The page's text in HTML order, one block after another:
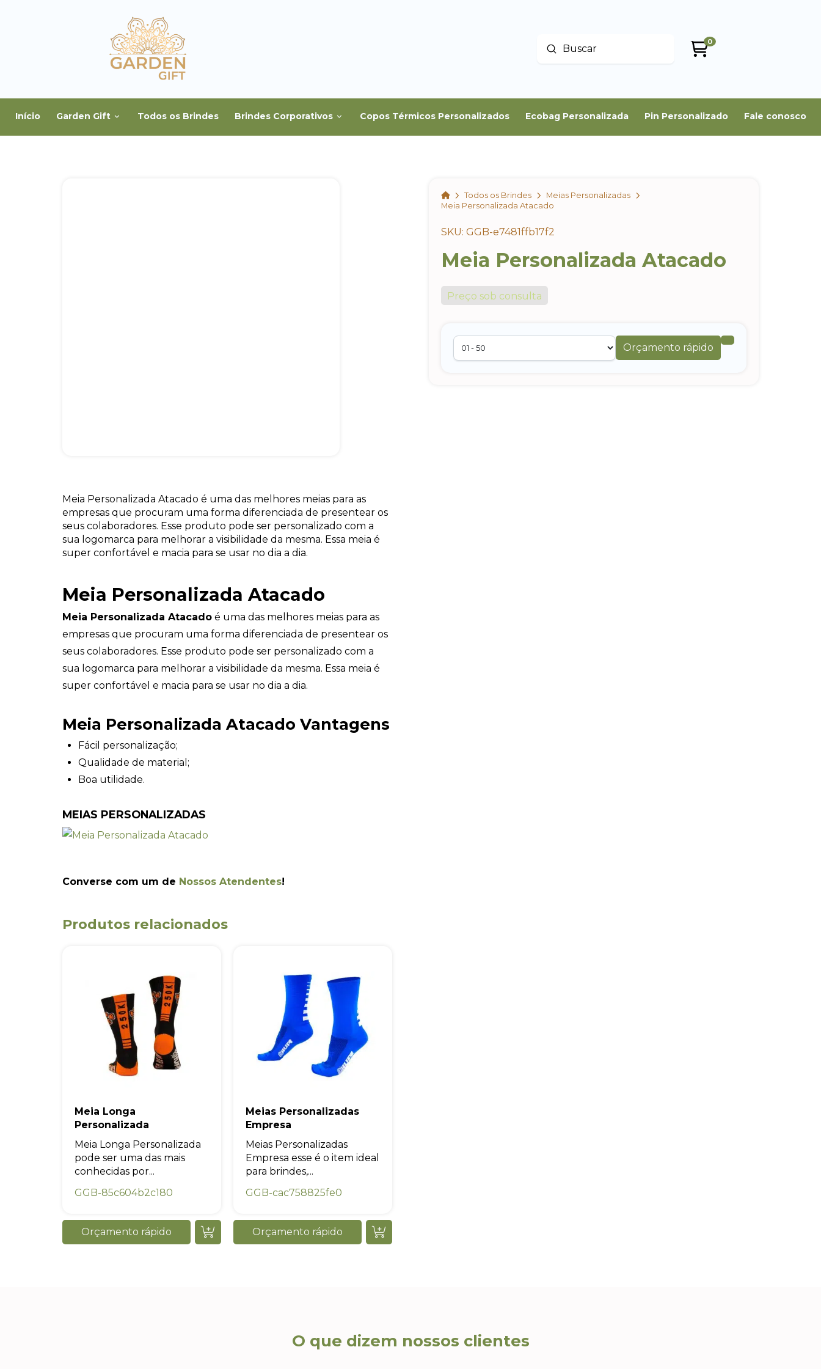
Buscar
Enviar
0
Início Garden Gift Todos os Brindes Brindes Corporativos Copos Térmicos Personalizados Ecobag Personalizada Pin Personalizado Fale conosco
HomeTodos os Brindes
Meias Personalizadas
Meia Personalizada Atacado
SKU: GGB-e7481ffb17f2
Meia Personalizada Atacado
Preço sob consulta
Orçamento rápido
Meia Personalizada Atacado é uma das melhores meias para as
empresas que procuram uma forma diferenciada de presentear os
seus colaboradores. Esse produto pode ser personalizado com a
sua logomarca para melhorar a visibilidade da mesma. Essa meia é
super confortável e macia para se usar no dia a dia.
Meia Personalizada Atacado
Meia Personalizada Atacado é uma das melhores meias para as
empresas que procuram uma forma diferenciada de presentear os
seus colaboradores. Esse produto pode ser personalizado com a
sua logomarca para melhorar a visibilidade da mesma. Essa meia é
super confortável e macia para se usar no dia a dia.
Meia Personalizada Atacado Vantagens
Fácil personalização;
Qualidade de material;
Boa utilidade.
MEIAS PERSONALIZADAS
Converse com um de Nossos Atendentes!
Produtos relacionados
Meia Longa
Personalizada
Meia Longa Personalizada
pode ser uma das mais
conhecidas por...
GGB-85c604b2c180
Orçamento rápido
Meias Personalizadas
Empresa
Meias Personalizadas
Empresa esse é o item ideal
para brindes,...
GGB-cac758825fe0
Orçamento rápido
O que dizem nossos clientes
Garden Gift
Eu concordo em receber comunicações.
A nossa empresa está comprometida a proteger e respeitar sua
privacidade, utilizaremos seus dados apenas para fins de
marketing. Você pode alterar suas preferências a qualquer
momento.